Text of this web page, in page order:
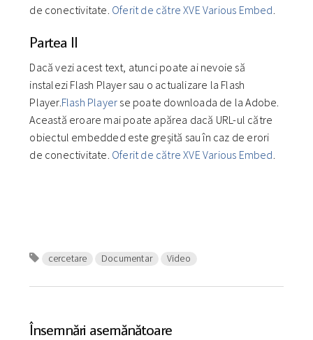
de conectivitate. Oferit de către XVE Various Embed.
Partea II
Dacă vezi acest text, atunci poate ai nevoie să
instalezi Flash Player sau o actualizare la Flash
Player.Flash Playerse poate downloada de la Adobe.
Această eroare mai poate apărea dacă URL-ul către
obiectul embedded este greșită sau în caz de erori
de conectivitate. Oferit de către XVE Various Embed.
cercetare Documentar Video
Însemnări asemănătoare